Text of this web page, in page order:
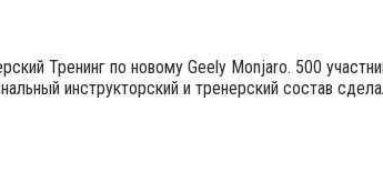
Тренинг по новому Geely Monjaro. 500
инструкторский и тренерский состав